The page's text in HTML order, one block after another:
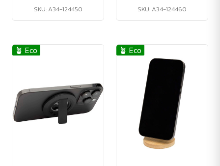
SKU: A34-124450 SKU: A34-124460
🪴 Eco 🪴 Eco